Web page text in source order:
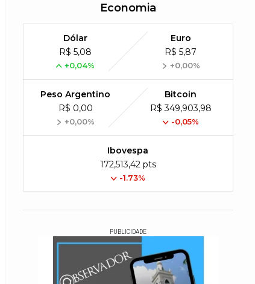
Economia
Dólar
R$ 5,08
+0,04%
Euro
R$ 5,87
+0,00%
Peso Argentino
R$ 0,00
+0,00%
Bitcoin
R$ 349,903,98
-0,05%
Ibovespa
172,513,42 pts
-1.73%
PUBLICIDADE